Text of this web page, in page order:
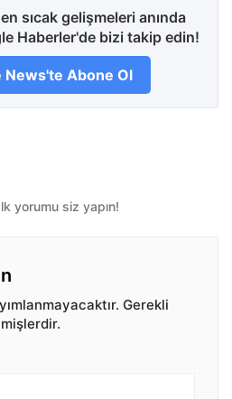
sıcak gelişmeleri anında
Haberler'de bizi takip edin!
News'te Abone Ol
yorumu siz yapın!
Gerekli